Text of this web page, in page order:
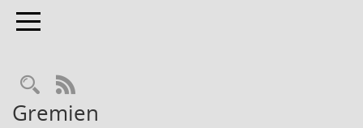
Toggle navigation
Rechercheauswahl
RSS-Feed
Gremien